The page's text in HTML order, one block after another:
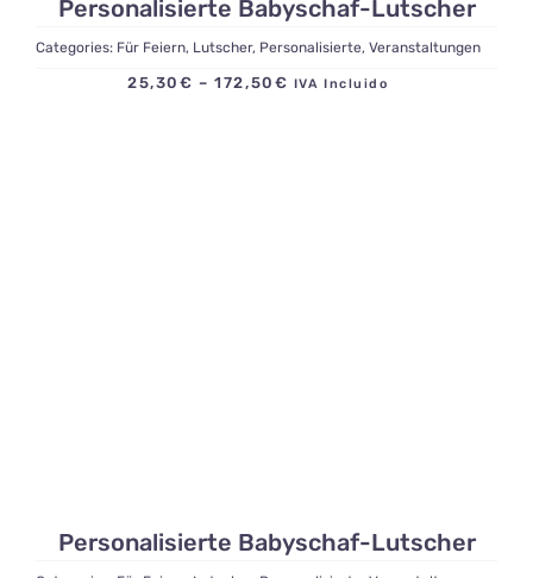
Personalisierte Babyschaf-Lutscher
Categories: Für Feiern, Lutscher, Personalisierte, Veranstaltungen
25,30€ –172,50 € Preisspanne:
IVA Incluido
Personalisierte Babyschaf-Lutscher